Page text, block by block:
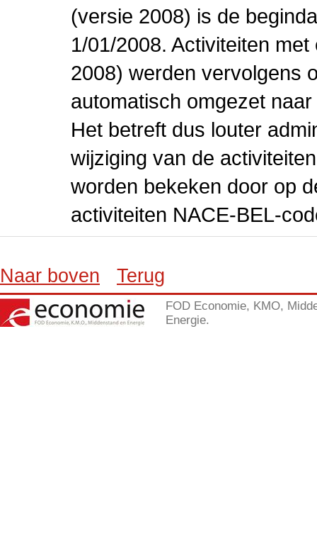
(versie 2008) is de
1/01/2008. Activiteiten
2008) werden vervolgens
automatisch omgezet
Het betreft dus louter
wijziging van de
worden bekeken door op
activiteiten NACE-BEL-
Naar boven Terug
FOD Economie, KMO,
Energie.